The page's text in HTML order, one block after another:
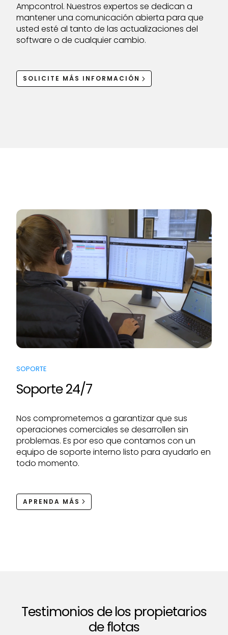
Ampcontrol. Nuestros expertos se dedican a
mantener una comunicación abierta para que
usted esté al tanto de las actualizaciones del
software o de cualquier cambio.
SOLICITE MÁS INFORMACIÓN
SOPORTE
Soporte 24/7
Nos comprometemos a garantizar que sus
operaciones comerciales se desarrollen sin
problemas. Es por eso que contamos con un
equipo de soporte interno listo para ayudarlo en
todo momento.
APRENDA MÁS
Testimonios de los propietarios
de flotas